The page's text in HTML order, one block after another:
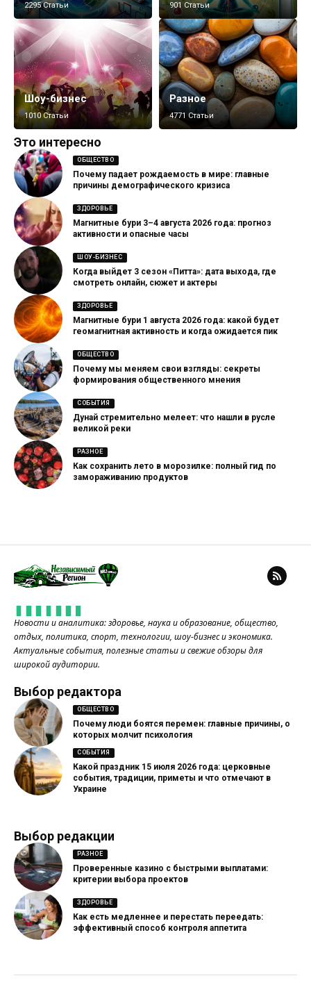
2295 Статьи 901 Статьи
Шоу-бизнес
1010 Статьи
Разное
4771 Статьи
Это интересно
ОБЩЕСТВО
Почему падает рождаемость в мире: главные
причины демографического кризиса
ЗДОРОВЬЕ
Магнитные бури 3–4 августа 2026 года: прогноз
активности и опасные часы
ШОУ-БИЗНЕС
Когда выйдет 3 сезон «Питта»: дата выхода, где
смотреть онлайн, сюжет и актеры
ЗДОРОВЬЕ
Магнитные бури 1 августа 2026 года: какой будет
геомагнитная активность и когда ожидается пик
ОБЩЕСТВО
Почему мы меняем свои взгляды: секреты
формирования общественного мнения
СОБЫТИЯ
Дунай стремительно мелеет: что нашли в русле
великой реки
РАЗНОЕ
Как сохранить лето в морозилке: полный гид по
замораживанию продуктов
Новости и аналитика: здоровье, наука и образование, общество,
отдых, политика, спорт, технологии, шоу-бизнес и экономика.
Актуальные события, полезные статьи и свежие обзоры для
широкой аудитории.
Выбор редактора
ОБЩЕСТВО
Почему люди боятся перемен: главные причины, о
которых молчит психология
СОБЫТИЯ
Какой праздник 15 июля 2026 года: церковные
события, традиции, приметы и что отмечают в
Украине
Выбор редакции
РАЗНОЕ
Проверенные казино с быстрыми выплатами:
критерии выбора проектов
ЗДОРОВЬЕ
Как есть медленнее и перестать переедать:
эффективный способ контроля аппетита